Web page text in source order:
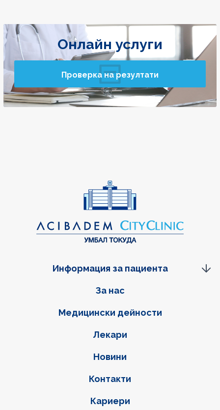
Онлайн услуги
Проверка на резултати
Фуутер навигация
За нас
Медицински дейности
Лекари
Новини
Контакти
Кариери
Информация за пациента